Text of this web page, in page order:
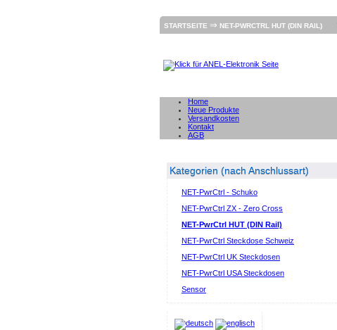
STARTSEITE ⇒ NET-PWRCTRL HUT (DIN RAIL)
Home
Neue Produkte
Versandkosten
Kontakt
AGB
Kategorien (nach Anschlussart)
NET-PwrCtrl - Schuko
NET-PwrCtrl ZX - Zero Cross
NET-PwrCtrl HUT (DIN Rail)
NET-PwrCtrl Steckdose Schweiz
NET-PwrCtrl UK Steckdosen
NET-PwrCtrl USA Steckdosen
Sensor